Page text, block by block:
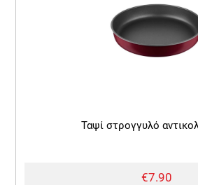
Ταψί στρογγυλό
€7.90